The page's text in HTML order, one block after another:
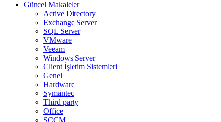
Güncel Makaleler
Active Directory
Exchange Server
SQL Server
VMware
Veeam
Windows Server
Client İşletim Sistemleri
Genel
Hardware
Symantec
Third party
Office
SCCM